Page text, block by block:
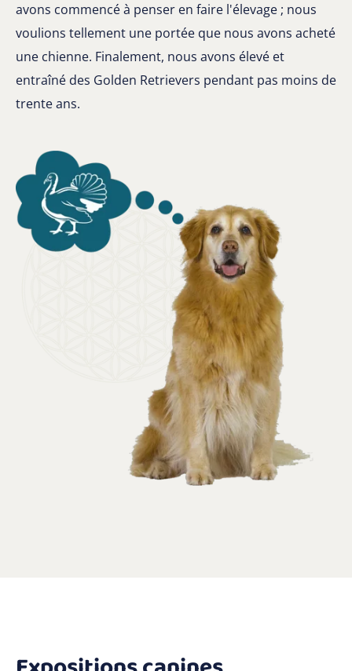
avons commencé à penser en faire l'élevage ; nous
voulions tellement une portée que nous avons acheté
une chienne. Finalement, nous avons élevé et
entraîné des Golden Retrievers pendant pas moins de
trente ans.